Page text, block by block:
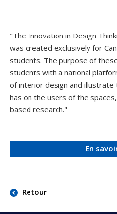
"The Innovation in Design
was created exclusively for
students. The purpose of
students with a national
of interior design and illustrate
has on the users of the
based research."
En
Retour